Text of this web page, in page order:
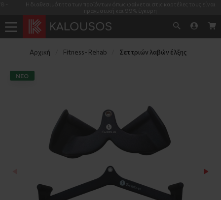
Η διαθεσιμότητα των προϊόντων όπως φαίνεται στις καρτέλες τους είναι
πραγματική και 99% έγκυρη
Αρχική Fitness- Rehab Σετ τριών λαβών έλξης
NΕΟ